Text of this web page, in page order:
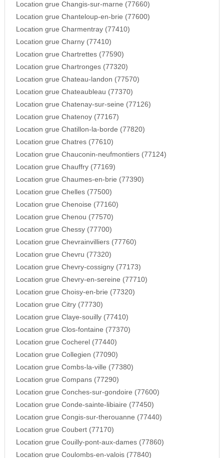
Location grue Changis-sur-marne (77660)
Location grue Chanteloup-en-brie (77600)
Location grue Charmentray (77410)
Location grue Charny (77410)
Location grue Chartrettes (77590)
Location grue Chartronges (77320)
Location grue Chateau-landon (77570)
Location grue Chateaubleau (77370)
Location grue Chatenay-sur-seine (77126)
Location grue Chatenoy (77167)
Location grue Chatillon-la-borde (77820)
Location grue Chatres (77610)
Location grue Chauconin-neufmontiers (77124)
Location grue Chauffry (77169)
Location grue Chaumes-en-brie (77390)
Location grue Chelles (77500)
Location grue Chenoise (77160)
Location grue Chenou (77570)
Location grue Chessy (77700)
Location grue Chevrainvilliers (77760)
Location grue Chevru (77320)
Location grue Chevry-cossigny (77173)
Location grue Chevry-en-sereine (77710)
Location grue Choisy-en-brie (77320)
Location grue Citry (77730)
Location grue Claye-souilly (77410)
Location grue Clos-fontaine (77370)
Location grue Cocherel (77440)
Location grue Collegien (77090)
Location grue Combs-la-ville (77380)
Location grue Compans (77290)
Location grue Conches-sur-gondoire (77600)
Location grue Conde-sainte-libiaire (77450)
Location grue Congis-sur-therouanne (77440)
Location grue Coubert (77170)
Location grue Couilly-pont-aux-dames (77860)
Location grue Coulombs-en-valois (77840)